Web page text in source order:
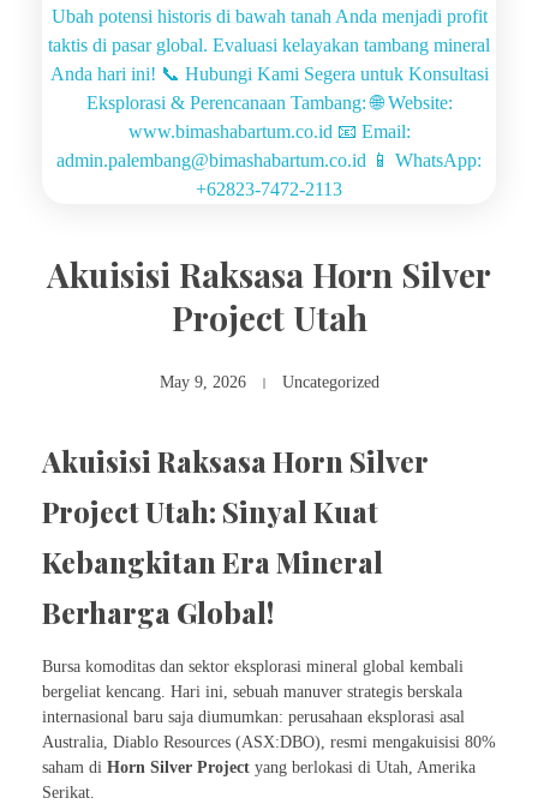
Akuisisi Raksasa Horn Silver
Project Utah
May 9, 2026 Uncategorized
Akuisisi Raksasa Horn Silver
Project Utah: Sinyal Kuat
Kebangkitan Era Mineral
Berharga Global!
Bursa komoditas dan sektor eksplorasi mineral global kembali
bergeliat kencang. Hari ini, sebuah manuver strategis berskala
internasional baru saja diumumkan: perusahaan eksplorasi asal
Australia, Diablo Resources (ASX:DBO), resmi mengakuisisi 80%
saham di Horn Silver Project yang berlokasi di Utah, Amerika
Serikat.